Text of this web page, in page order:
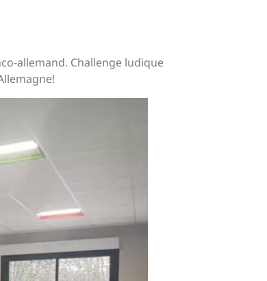
allemand. Challenge ludique